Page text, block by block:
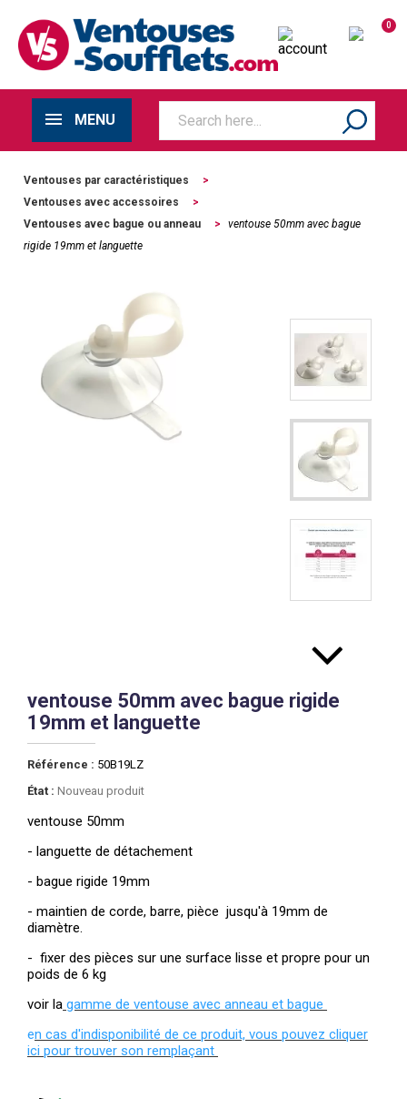
0
MENU
Ventouses par caractéristiques
>
Ventouses avec accessoires
>
Ventouses avec bague ou anneau
>
ventouse 50mm avec bague
rigide 19mm et languette
ventouse 50mm avec bague rigide
19mm et languette
Référence : 50B19LZ
État : Nouveau produit
ventouse 50mm
- languette de détachement
- bague rigide 19mm
- maintien de corde, barre, pièce jusqu'à 19mm de
diamètre.
- fixer des pièces sur une surface lisse et propre pour un
poids de 6 kg
voir la gamme de ventouse avec anneau et bague
en cas d'indisponibilité de ce produit, vous pouvez cliquer
ici pour trouver son remplaçant